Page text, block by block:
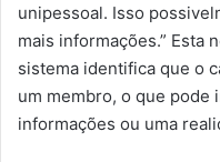
unipessoal. Isso
mais informações.” Esta
sistema identifica que o
um membro, o que pode
informações ou uma